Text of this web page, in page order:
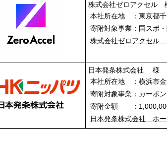
株式会社ゼロアクセル
本社所在地 ：東京都千
寄附対象事業：国スポ
株式会社ゼロアクセル
日本発条株式会社 様
本社所在地 ：横浜市金
寄附対象事業：カーボ
寄附金額 ：
日本発条株式会社 ホー